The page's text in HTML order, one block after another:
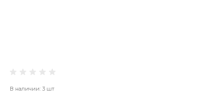
В наличии: 3 шт